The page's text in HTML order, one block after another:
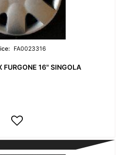
FA0023316
FURGONE 16" SINGOLA